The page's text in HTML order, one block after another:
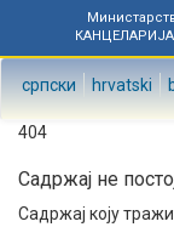
српски hrvatski
404
Садржај не
Садржај коју